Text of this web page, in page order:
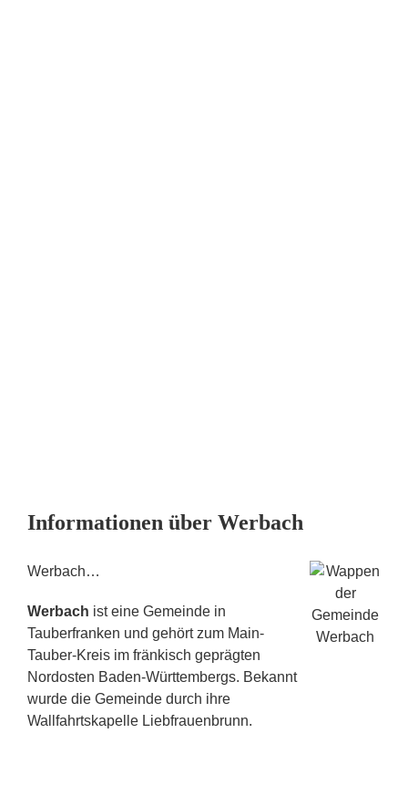
Informationen über Werbach
Werbach…
Werbach ist eine Gemeinde in
Tauberfranken und gehört zum Main-
Tauber-Kreis im fränkisch geprägten
Nordosten Baden-Württembergs. Bekannt
wurde die Gemeinde durch ihre
Wallfahrtskapelle Liebfrauenbrunn.